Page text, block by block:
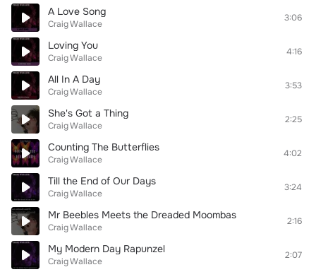
A Love Song
Craig Wallace
3:06
Loving You
Craig Wallace
4:16
All In A Day
Craig Wallace
3:53
She's Got a Thing
Craig Wallace
2:25
Counting The Butterflies
Craig Wallace
4:02
Till the End of Our Days
Craig Wallace
3:24
Mr Beebles Meets the Dreaded Moombas
Craig Wallace
2:16
My Modern Day Rapunzel
Craig Wallace
2:07